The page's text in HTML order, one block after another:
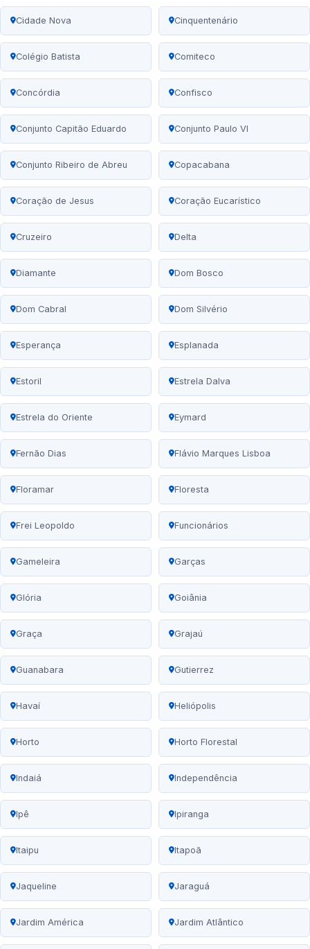
Cidade Nova Cinquentenário
Colégio Batista Comiteco
Concórdia Confisco
Conjunto Capitão Eduardo Conjunto Paulo VI
Conjunto Ribeiro de Abreu Copacabana
Coração de Jesus Coração Eucarístico
Cruzeiro Delta
Diamante Dom Bosco
Dom Cabral Dom Silvério
Esperança Esplanada
Estoril Estrela Dalva
Estrela do Oriente Eymard
Fernão Dias Flávio Marques Lisboa
Floramar Floresta
Frei Leopoldo Funcionários
Gameleira Garças
Glória Goiânia
Graça Grajaú
Guanabara Gutierrez
Havaí Heliópolis
Horto Horto Florestal
Indaiá Independência
Ipê Ipiranga
Itaipu Itapoã
Jaqueline Jaraguá
Jardim América Jardim Atlântico